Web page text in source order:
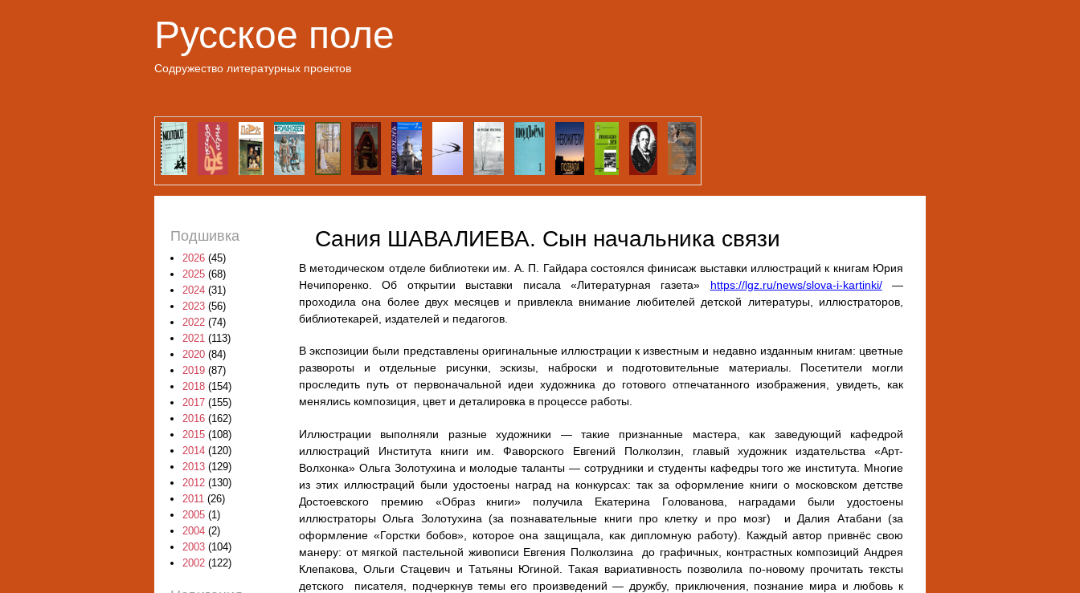
Русское поле
Содружество литературных проектов
Сания ШАВАЛИЕВА. Сын начальника связи
В методическом отделе библиотеки им. А. П. Гайдара состоялся финисаж выставки иллюстраций к книгам Юрия
Нечипоренко. Об открытии выставки писала «Литературная газета» https://lgz.ru/news/slova-i-kartinki/—
проходила она более двух месяцев и привлекла внимание любителей детской литературы, иллюстраторов,
библиотекарей, издателей и педагогов.
В экспозиции были представлены оригинальные иллюстрации к известным и недавно изданным книгам: цветные
развороты и отдельные рисунки, эскизы, наброски и подготовительные материалы. Посетители могли
проследить путь от первоначальной идеи художника до готового отпечатанного изображения, увидеть, как
менялись композиция, цвет и деталировка в процессе работы.
Иллюстрации выполняли разные художники — такие признанные мастера, как заведующий кафедрой
иллюстраций Института книги им. Фаворского Евгений Полколзин, главый художник издательства «Арт-
Волхонка» Ольга Золотухина и молодые таланты — сотрудники и студенты кафедры того же института. Многие
из этих иллюстраций были удостоены наград на конкурсах: так за оформление книги о московском детстве
Достоевского премию «Образ книги» получила Екатерина Голованова, наградами были удостоены
иллюстраторы Ольга Золотухина (за познавательные книги про клетку и про мозг) и Далия Атабани (за
оформление «Горстки бобов», которое она защищала, как дипломную работу). Каждый автор привнёс свою
манеру: от мягкой пастельной живописи Евгения Полколзина до графичных, контрастных композиций Андрея
Клепакова, Ольги Стацевич и Татьяны Югиной. Такая вариативность позволила по‑новому прочитать тексты
детского писателя, подчеркнув темы его произведений — дружбу, приключения, познание мира и любовь к
Подшивка
2026 (45)
2025 (68)
2024 (31)
2023 (56)
2022 (74)
2021 (113)
2020 (84)
2019 (87)
2018 (154)
2017 (155)
2016 (162)
2015 (108)
2014 (120)
2013 (129)
2012 (130)
2011 (26)
2005 (1)
2004 (2)
2003 (104)
2002 (122)